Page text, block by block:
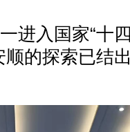
进入国家“十
顺的探索已结